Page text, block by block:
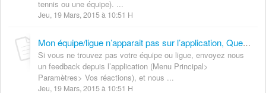
tennis ou une équipe). ...
Jeu, 19 Mars, 2015 à 10:51 H
Mon équipe/ligue n’apparait pas sur l’application, Que puis-je faire ?
Si vous ne trouvez pas votre équipe ou ligue, envoyez nous
un feedback depuis l’application (Menu Principal>
Paramètres> Vos réactions), et nous ...
Jeu, 19 Mars, 2015 à 10:51 H